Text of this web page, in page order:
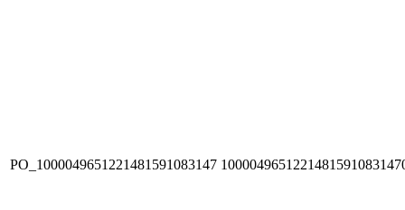
PO_1000049651221481591083147